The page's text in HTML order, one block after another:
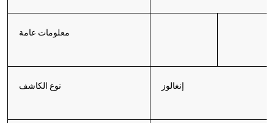
معلومات عامة
نوع الكاشف إنغالوز